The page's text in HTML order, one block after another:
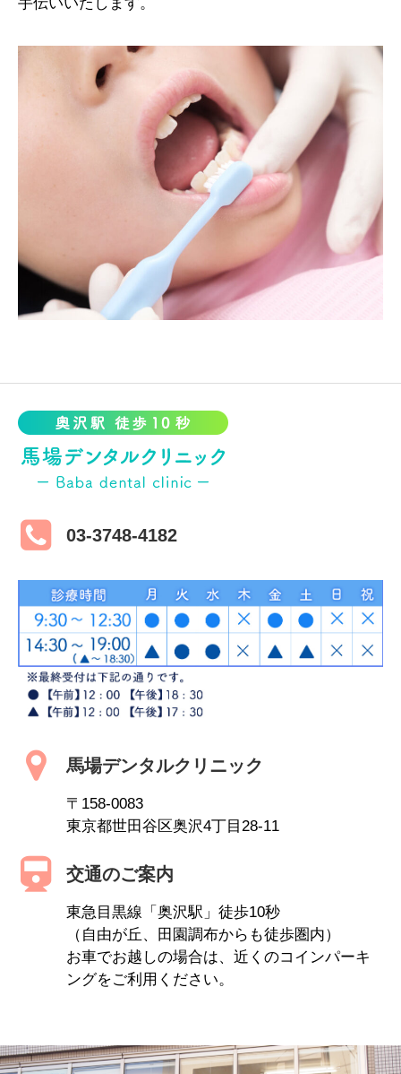
03-3748-4182
馬場デンタルクリニック
〒158-0083
東京都世田谷区奥沢4丁目28-11
交通のご案内
東急目黒線「奥沢駅」徒歩10秒
（自由が丘、田園調布からも徒歩圏内）
お車でお越しの場合は、近くのコインパーキ
ングをご利用ください。